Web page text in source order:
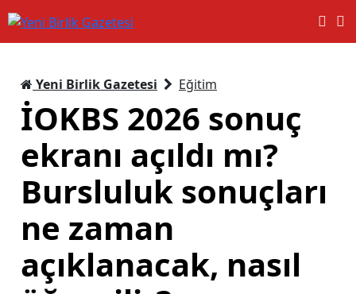
Yeni Birlik Gazetesi Eğitim
İOKBS 2026 sonuç
ekranı açıldı mı?
Bursluluk sonuçları
ne zaman
açıklanacak, nasıl